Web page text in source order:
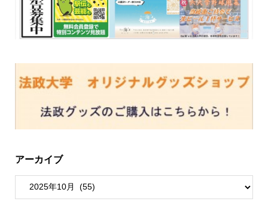
アーカイブ